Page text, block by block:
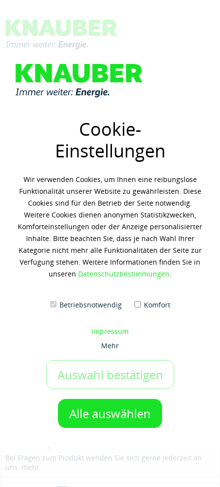
Cookie-
Einstellungen
Wir verwenden Cookies, um Ihnen eine reibungslose
Funktionalität unserer Website zu gewährleisten. Diese
Cookies sind für den Betrieb der Seite notwendig.
Weitere Cookies dienen anonymen Statistikzwecken,
Komforteinstellungen oder der Anzeige personalisierter
Inhalte. Bitte beachten Sie, dass je nach Wahl Ihrer
Kategorie nicht mehr alle Funktionalitäten der Seite zur
Verfügung stehen. Weitere Informationen finden Sie in
unseren Datenschutzbestimmungen.
Betriebsnotwendig Komfort
Impressum
Mehr
Auswahl bestätigen
Alle auswählen
Menü
Übersicht Schmierfette
MOBILITH SHC PM 460
4.023,67 € * (23,13 € / 1 Kilogramm)
Inhalt: 174 Kilogramm
x4658
IN DEN WARENKORB
Auf den Merkzettel
Bei Fragen zum Produkt wenden Sie sich gerne jederzeit an
uns. mehr